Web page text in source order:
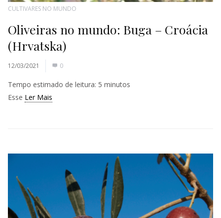
CULTIVARES NO MUNDO
Oliveiras no mundo: Buga – Croácia
(Hrvatska)
12/03/2021 0
Tempo estimado de leitura: 5 minutos
Esse Ler Mais